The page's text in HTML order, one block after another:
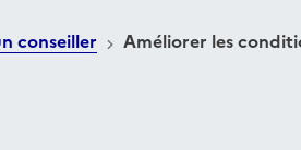
conseiller Améliorer les